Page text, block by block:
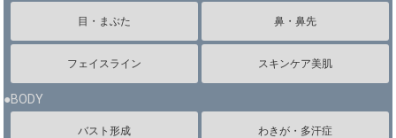
目・まぶた 鼻・鼻先
フェイスライン スキンケア美肌
●BODY
バスト形成 わきが・多汗症